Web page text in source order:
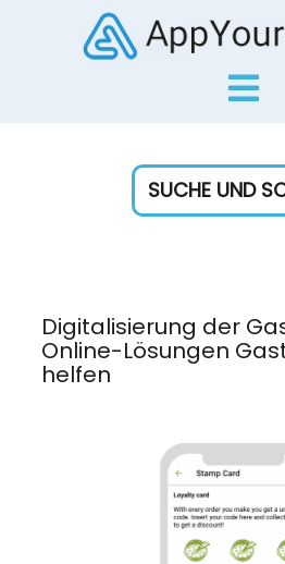
Digitalisierung der
Online-Lösungen
helfen
SUCHE UND